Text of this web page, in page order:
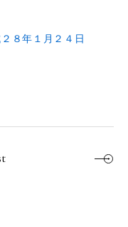
８年１月２４日